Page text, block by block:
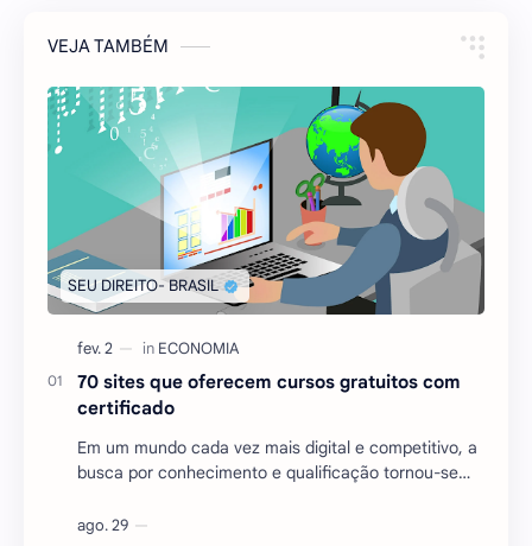
VEJA TAMBÉM
70 sites que oferecem cursos gratuitos com
certificado
Em um mundo cada vez mais digital e competitivo, a
busca por conhecimento e qualificação tornou-se
…